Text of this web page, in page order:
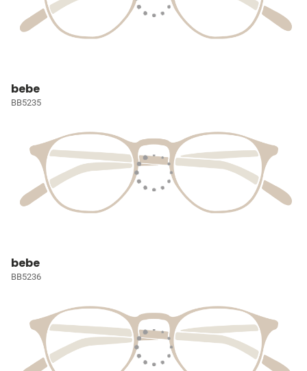
bebe
BB5235
bebe
BB5236